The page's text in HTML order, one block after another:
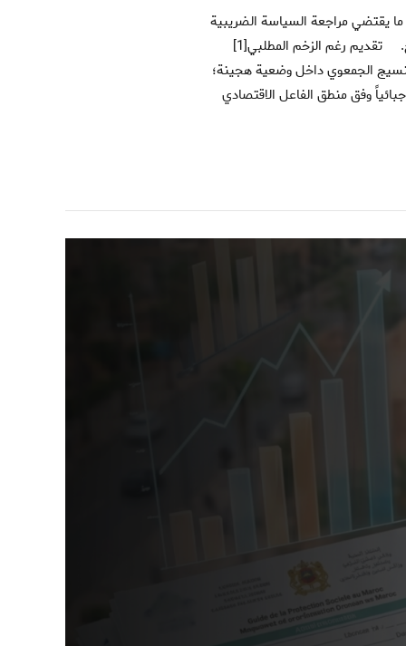
القائمة ووضع نظام يراعي خصوصية الجمعيات، القائمة على ممارسة أنشطة غير هادفة للربح. تقديم رغم الزخم المطلبي[1]
الجمعوي داخل وضعية هجينة؛
وفق منطق الفاعل الاقتصادي